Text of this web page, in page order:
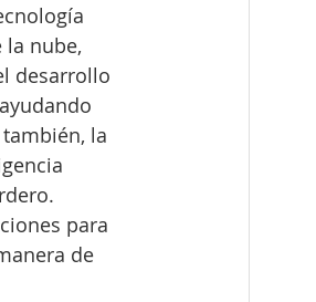
la nube,
desarrollo
la
para
de